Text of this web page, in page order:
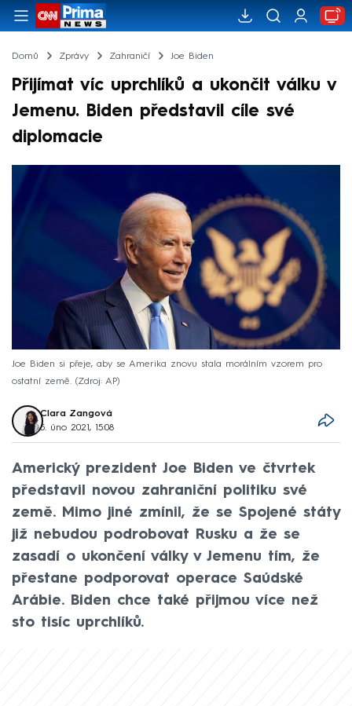
Domů Zprávy Zahraničí Joe Biden
Přijímat víc uprchlíků a ukončit válku v
Jemenu. Biden představil cíle své
diplomacie
Joe Biden si přeje, aby se Amerika znovu stala morálním vzorem pro
ostatní země.
Zdroj: AP
Clara Zangová
5. úno 2021, 15:08
Americký prezident Joe Biden ve čtvrtek
představil novou zahraniční politiku své
země. Mimo jiné zmínil, že se Spojené státy
již nebudou podrobovat Rusku a že se
zasadí o ukončení války v Jemenu tím, že
přestane podporovat operace Saúdské
Arábie. Biden chce také přijmou více než
sto tisíc uprchlíků.